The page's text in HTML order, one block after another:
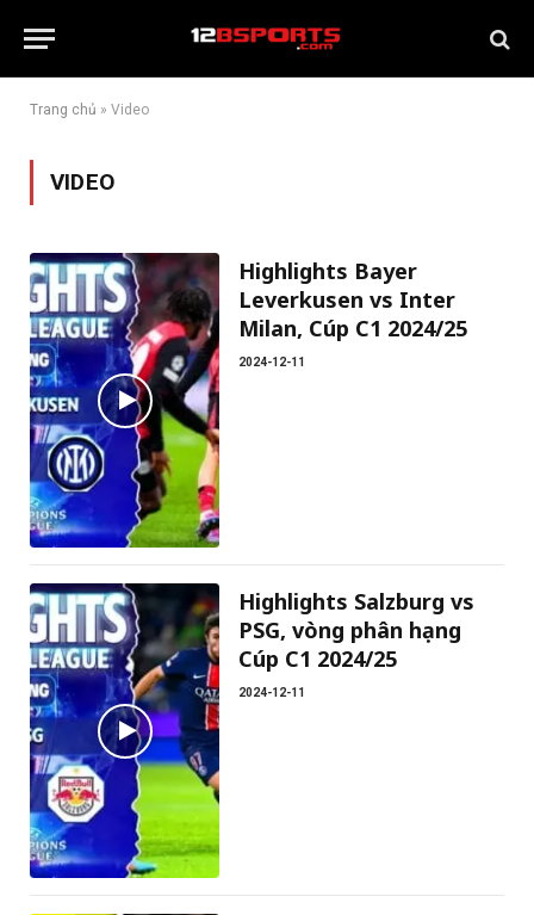
Trang chủ » Video
VIDEO
Highlights Bayer
Leverkusen vs Inter
Milan, Cúp C1 2024/25
2024-12-11
Highlights Salzburg vs
PSG, vòng phân hạng
Cúp C1 2024/25
2024-12-11